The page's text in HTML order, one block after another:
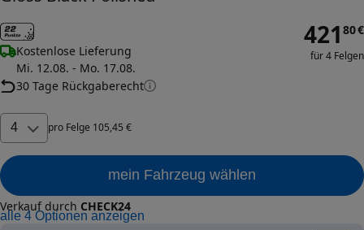
Kostenlose Lieferung
Mi. 12.08. - Mo. 17.08.
30 Tage Rückgaberecht
421 80€
für 4 Felgen
4 pro Felge 105,45 €
mein Fahrzeug wählen
Verkauf durch CHECK24
alle 4 Optionen anzeigen